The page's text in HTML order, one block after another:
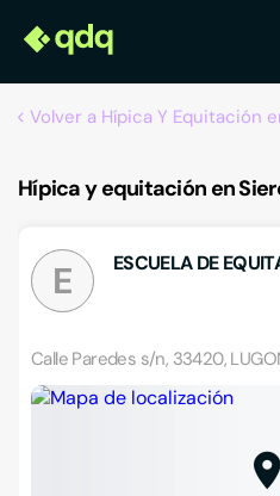
Volver a Hípica Y Equitación
Hípica y equitación en
E ESCUELA DE
Calle Paredes s/n, 33420,